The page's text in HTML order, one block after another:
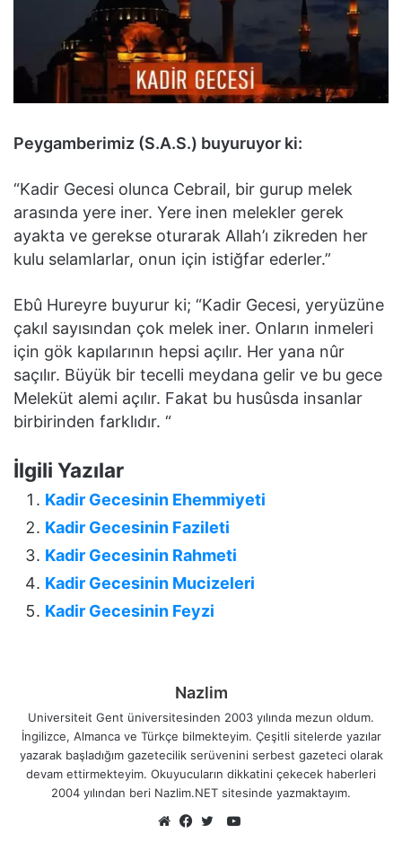
Peygamberimiz (S.A.S.) buyuruyor ki:
“Kadir Gecesi olunca Cebrail, bir gurup melek
arasında yere iner. Yere inen melekler gerek
ayakta ve gerekse oturarak Allah’ı zikreden her
kulu selamlarlar, onun için istiğfar ederler.”
Ebû Hureyre buyurur ki; “Kadir Gecesi, yeryüzüne
çakıl sayısından çok melek iner. Onların inmeleri
için gök kapılarının hepsi açılır. Her yana nûr
saçılır. Büyük bir tecelli meydana gelir ve bu gece
Meleküt alemi açılır. Fakat bu husûsda insanlar
birbirinden farklıdır. “
İlgili Yazılar
Kadir Gecesinin Ehemmiyeti
Kadir Gecesinin Fazileti
Kadir Gecesinin Rahmeti
Kadir Gecesinin Mucizeleri
Kadir Gecesinin Feyzi
Nazlim
Universiteit Gent üniversitesinden 2003 yılında mezun oldum.
İngilizce, Almanca ve Türkçe bilmekteyim. Çeşitli sitelerde yazılar
yazarak başladığım gazetecilik serüvenini serbest gazeteci olarak
devam ettirmekteyim. Okuyucuların dikkatini çekecek haberleri
2004 yılından beri Nazlim.NET sitesinde yazmaktayım.
YouTube